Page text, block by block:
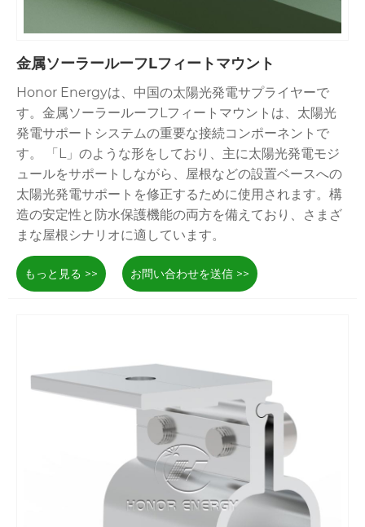
ルに接続しますが、その強度を過小評価しないでくださ
い。エンジニアは計算を実行して、風の荷重に効果的に
耐えることができるようにします。屋根に穴を開ける必
要がありますが、優れた防水性能を誇っており、漏れる
金属ソーラールーフLフィートマウント
Honor Energyは、中国の太陽光発電サプライヤーで
す。金属ソーラールーフLフィートマウントは、太陽光
発電サポートシステムの重要な接続コンポーネントで
す。 「L」のような形をしており、主に太陽光発電モジ
ュールをサポートしながら、屋根などの設置ベースへの
太陽光発電サポートを修正するために使用されます。構
造の安定性と防水保護機能の両方を備えており、さまざ
まな屋根シナリオに適しています。
もっと見る >> お問い合わせを送信 >>